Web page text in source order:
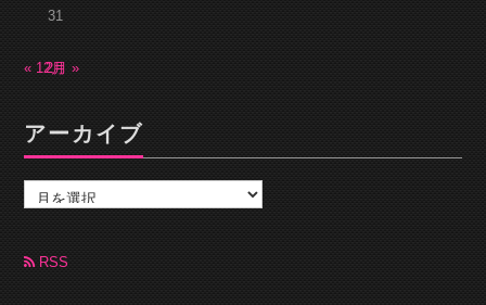
31
« 12月2月 »
アーカイブ
カ
ブ RSS